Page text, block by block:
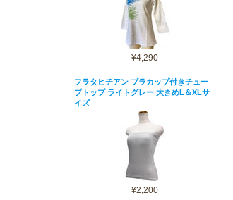
¥4,290
フラタヒチアン ブラカップ付きチュー
ブトップ ライトグレー 大きめL＆XLサ
イズ
¥2,200